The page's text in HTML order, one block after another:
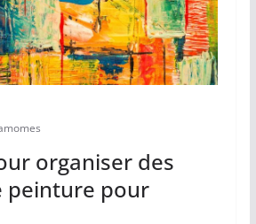
organiser des
peinture pour